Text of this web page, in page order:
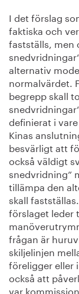
I det förslag
faktiska och
fastställs, men
alternativ
normalvärdet.
begrepp skall
definierat i
Kinas
besvärligt att
också väldigt
snedvridning”
tillämpa den
skall
förslaget leder
frågan är
skiljelinjen
föreligger eller
också att
var